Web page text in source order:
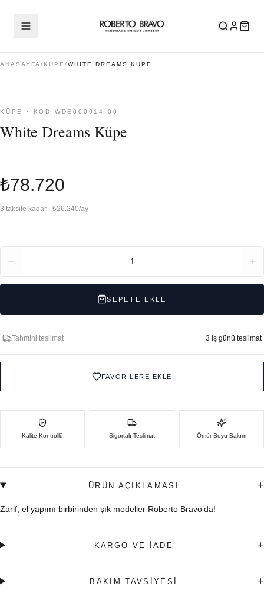
ANASAYFA / KÜPE /WHITE DREAMS KÜPE
KÜPE · KOD WDE000014-00
White Dreams Küpe
₺78.720
3 taksite kadar · ₺26.240/ay
1
SEPETE EKLE
Tahmini teslimat 3 iş günü teslimat
FAVORİLERE EKLE
Kalite Kontrollü Sigortalı Teslimat Ömür Boyu Bakım
ÜRÜN AÇIKLAMASI +
Zarif, el yapımı birbirinden şık modeller Roberto Bravo’da!
KARGO VE İADE +
BAKIM TAVSİYESİ +